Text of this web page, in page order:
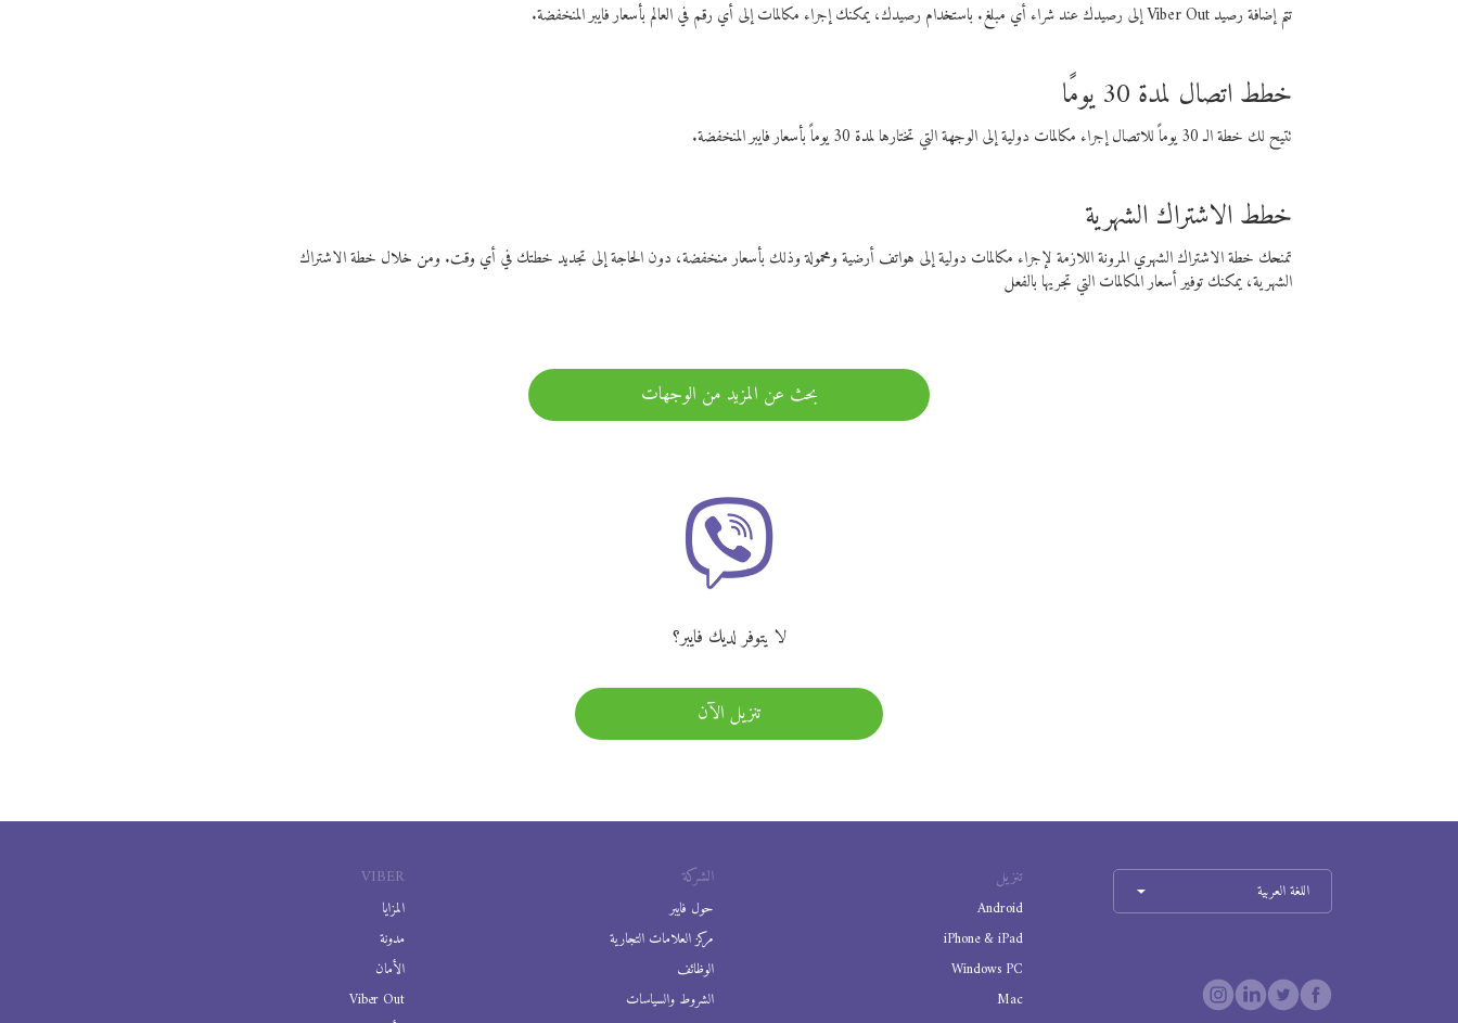
تتم إضافة رصيد Viber Out إلى رصيدك عند شراء أي مبلغ. باستخدام رصيدك، يمكنك إجراء مكالمات إلى أي رقم في العالم بأسعار فايبر المنخفضة.
خطط اتصال لمدة 30 يومًا
تتيح لك خطة الـ 30 يوماً للاتصال إجراء مكالمات دولية إلى الوجهة التي تختارها لمدة 30 يوماً بأسعار فايبر المنخفضة.
خطط الاشتراك الشهرية
تمنحك خطة الاشتراك الشهري المرونة اللازمة لإجراء مكالمات دولية إلى هواتف أرضية ومحمولة وذلك بأسعار منخفضة، دون الحاجة إلى تجديد خطتك في أي وقت. ومن خلال خطة الاشتراك
الشهرية، يمكنك توفير أسعار المكالمات التي تجريها بالفعل
بحث عن المزيد من الوجهات
لا يتوفر لديك فايبر؟
تنزيل الآن
VIBER
المزايا
مدونة
الأمان
Viber Out
الشركة
حول فايبر
مركز العلامات التجارية
الوظائف
الشروط والسياسات
تنزيل
Android
iPhone & iPad
Windows PC
Mac
اللغة العربية